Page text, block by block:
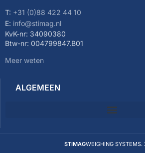
T: +31 (0)88 422 44 10
E: info@stimag.nl
KvK-nr: 34090380
Btw-nr: 004799847.B01
Meer weten
ALGEMEEN
STIMAGWEIGHING SYSTEMS.